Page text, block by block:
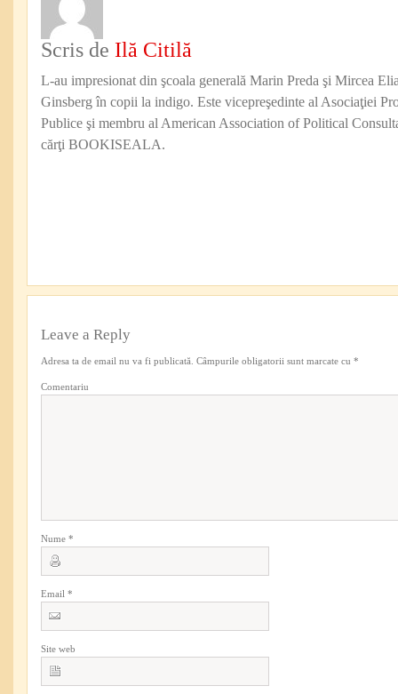
Scris de Ilă Citilă
L-au impresionat din şcoala generală Marin Preda şi Mircea
Ginsberg în copii la indigo. Este vicepreşedinte al Asociaţiei
Publice şi membru al American Association of Political
cărţi BOOKISEALA.
Leave a Reply
Adresa ta de email nu va fi publicată. Câmpurile obligatorii sunt marcate cu *
Comentariu
Nume *
Email *
Site web